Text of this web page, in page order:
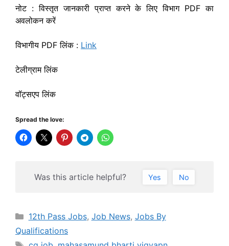
नोट : विस्तृत जानकारी प्राप्त करने के लिए विभाग PDF का
अवलोकन करें
विभागीय PDF लिंक : Link
टेलीग्राम लिंक
वॉट्सएप लिंक
Spread the love:
Was this article helpful? Yes No
Categories
12th Pass Jobs, Job News, Jobs By
Qualifications
Tags